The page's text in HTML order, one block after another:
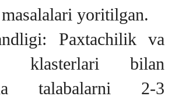
yoritilgan.
Paxtachilik va
klasterlari bilan
talabalarni 2-3